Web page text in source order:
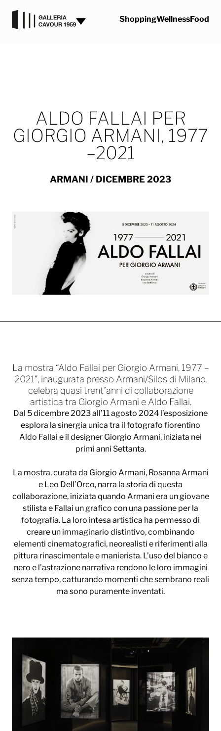
ShoppingWellnessFood
ALDO FALLAI PER
GIORGIO ARMANI, 1977
–2021
ARMANI / DICEMBRE 2023
La mostra “Aldo Fallai per Giorgio Armani, 1977 –
2021”, inaugurata presso Armani/Silos di Milano,
celebra quasi trent’anni di collaborazione
artistica tra Giorgio Armani e Aldo Fallai.
Dal 5 dicembre 2023 all’11 agosto 2024 l’esposizione
esplora la sinergia unica tra il fotografo fiorentino
Aldo Fallai e il designer Giorgio Armani, iniziata nei
primi anni Settanta.
La mostra, curata da Giorgio Armani, Rosanna Armani
e Leo Dell’Orco, narra la storia di questa
collaborazione, iniziata quando Armani era un giovane
stilista e Fallai un grafico con una passione per la
fotografia. La loro intesa artistica ha permesso di
creare un immaginario distintivo, combinando
elementi cinematografici, neorealisti e riferimenti alla
pittura rinascimentale e manierista. L’uso del bianco e
nero e l’astrazione narrativa rendono le loro immagini
senza tempo, catturando momenti che sembrano reali
ma sono puramente inventati.